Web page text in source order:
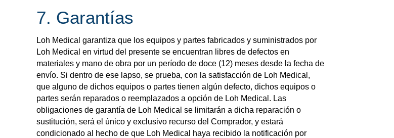
7. Garantías
Loh Medical garantiza que los equipos y partes fabricados y suministrados por
Loh Medical en virtud del presente se encuentran libres de defectos en
materiales y mano de obra por un período de doce (12) meses desde la fecha de
envío. Si dentro de ese lapso, se prueba, con la satisfacción de Loh Medical,
que alguno de dichos equipos o partes tienen algún defecto, dichos equipos o
partes serán reparados o reemplazados a opción de Loh Medical. Las
obligaciones de garantía de Loh Medical se limitarán a dicha reparación o
sustitución, será el único y exclusivo recurso del Comprador, y estará
condicionado al hecho de que Loh Medical haya recibido la notificación por